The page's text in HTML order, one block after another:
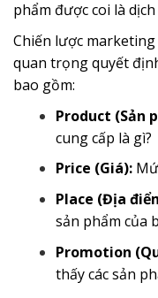
phẩm được coi là dịch
Chiến lược
quan trọng quyết
bao gồm:
Product (Sản
cung cấp là gì?
Price (Giá):
Place (Địa
sản phẩm của
Promotion
thấy các sản